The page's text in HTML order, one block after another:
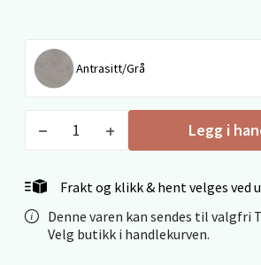
Antrasitt/Grå
Legg i
Frakt og klikk & hent velges ved
Denne varen kan sendes til valgfri
Velg butikk i handlekurven.
Molde - Moldetorget
Torget 1, 6413 Molde
Åpent i dag 10-18